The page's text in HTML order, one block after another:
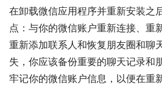
在卸载微信应用程序并重新安装之
点：与你的微信账户重新连接、重
重新添加联系人和恢复朋友圈和聊
失，你应该备份重要的聊天记录和
牢记你的微信账户信息，以便在重